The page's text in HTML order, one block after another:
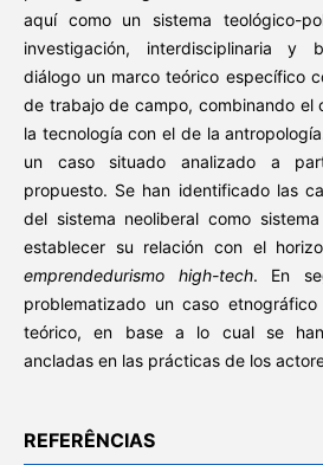
aquí como un sistema teológico-
investigación, interdisciplinaria y
diálogo un marco teórico específico
de trabajo de campo, combinando el
la tecnología con el de la
un caso situado analizado a
propuesto. Se han identificado las
del sistema neoliberal como
establecer su relación con el
emprendedurismo high-tech. En
problematizado un caso
teórico, en base a lo cual se han
ancladas en las prácticas de los
REFERÊNCIAS